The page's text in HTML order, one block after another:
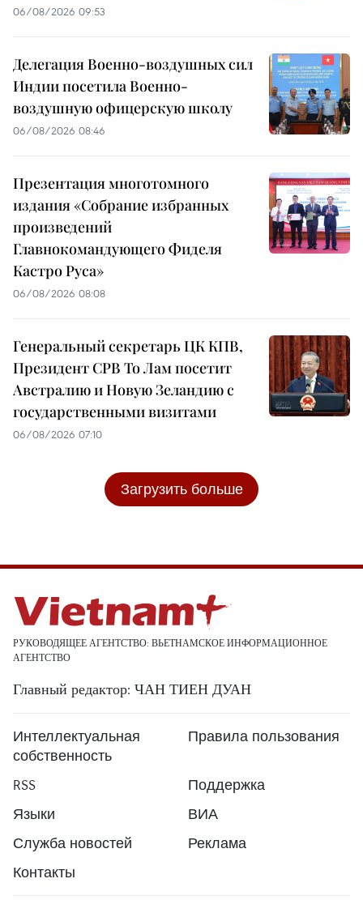
06/08/2026 09:53
Делегация Военно-воздушных сил
Индии посетила Военно-
воздушную офицерскую школу
06/08/2026 08:46
Презентация многотомного
издания «Собрание избранных
произведений
Главнокомандующего Фиделя
Кастро Руса»
06/08/2026 08:08
Генеральный секретарь ЦК КПВ,
Президент СРВ То Лам посетит
Австралию и Новую Зеландию с
государственными визитами
06/08/2026 07:10
Загрузить больше
РУКОВОДЯЩЕЕ АГЕНТСТВО: ВЬЕТНАМСКОЕ ИНФОРМАЦИОННОЕ
АГЕНТСТВО
Главный редактор: ЧАН ТИЕН ДУАН
Интеллектуальная
собственность
Правила пользования
RSS
Поддержка
Языки
ВИА
Служба новостей
Реклама
Контакты